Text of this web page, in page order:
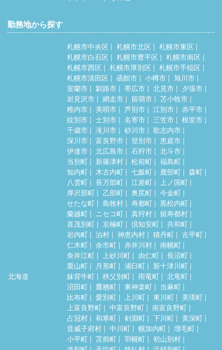
勤務地から探す
北海道
札幌市中央区 札幌市北区
札幌市東区
札幌市白石区
札幌市豊平区
札幌市南区
札幌市西区
札幌市厚別区
札幌市手稲区
札幌市清田区
函館市 小樽市
旭川市
室蘭市
釧路市 帯広市 北見市
夕張市
岩見沢市
網走市 留萌市
苫小牧市
稚内市
美唄市 芦別市 江別市
赤平市
紋別市
士別市 名寄市 三笠市
根室市
千歳市
滝川市 砂川市
歌志内市
深川市
富良野市 登別市
恵庭市
伊達市
北広島市 石狩市
北斗市
当別町
新篠津村 松前町
福島町
知内町
木古内町 七飯町 鹿部町
森町
八雲町
長万部町 江差町
上ノ国町
厚沢部町
乙部町 奥尻町
今金町
せたな町
島牧村 寿都町
黒松内町
蘭越町
ニセコ町 真狩村
留寿都村
喜茂別町
京極町 倶知安町
共和町
岩内町
泊村 神恵内村 積丹町
古平町
仁木町
余市町 赤井川村
南幌町
奈井江町
上砂川町 由仁町
長沼町
栗山町
月形町 浦臼町
新十津川町
妹背牛町
秩父別町 雨竜町
北竜町
沼田町
鷹栖町 東神楽町
当麻町
比布町
愛別町 上川町 東川町
美瑛町
上富良野町
中富良野町
南富良野町
占冠村
和寒町 剣淵町 下川町
美深町
音威子府村
中川町 幌加内町
増毛町
小平町
苫前町 羽幌町
初山別村